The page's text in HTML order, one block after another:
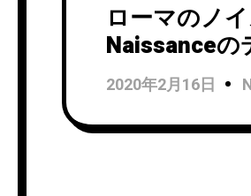
ローマのノ
Naissanceの
doves」が7
2020年2月16日